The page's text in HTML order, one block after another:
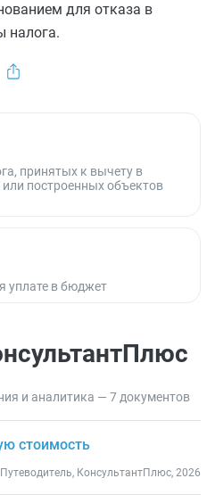
для отказа в
налога.
принятых к вычету в
построенных объектов
уплате в бюджет
и аналитика — 7 документов
стоимость
Путеводитель, КонсультантПлюс, 2026